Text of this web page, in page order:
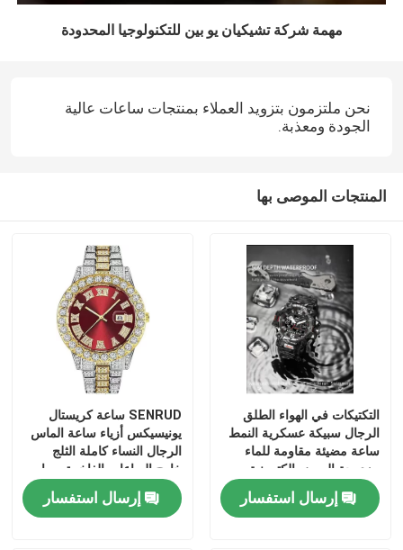
مهمة شركة تشيكيان يو بين للتكنولوجيا المحدودة
نحن ملتزمون بتزويد العملاء بمنتجات ساعات عالية
الجودة ومعذبة.
المنتجات الموصى بها
التكتيكات في الهواء الطلق
الرجال سبيكة عسكرية النمط
ساعة مضيئة مقاومة للماء
مزدوجة العرض الكترونية
الكوارتز ساعة
إرسال استفسار
SENRUD ساعة كريستال
يونيسيكس أزياء ساعة الماس
الرجال النساء كاملة الثلج
خارج الساعات الفاخرة سوار
الماس ساعة
إرسال استفسار